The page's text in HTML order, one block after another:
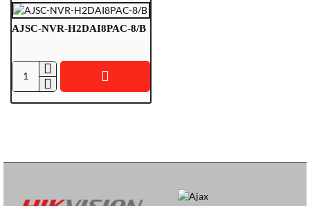
EST450G
AJSC-NVR-H2DAI8PAC-8/B
AJSC-